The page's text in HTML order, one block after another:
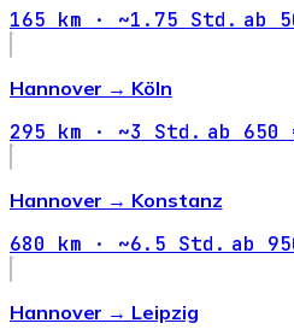
165 km · ~1.75 Std. ab
Hannover → Köln
295 km · ~3 Std. ab 650
Hannover → Konstanz
680 km · ~6.5 Std. ab
Hannover → Leipzig